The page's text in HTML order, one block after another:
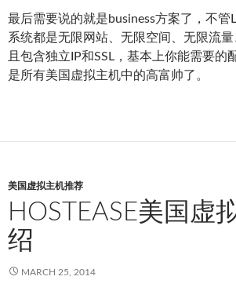
最后需要说的就是business方案了，不
系统都是无限网站、无限空间、无限流
且包含独立IP和SSL，基本上你能需要的
是所有美国虚拟主机中的高富帅了。
美国虚拟主机推荐
HOSTEASE美国虚
绍
MARCH 25, 2014